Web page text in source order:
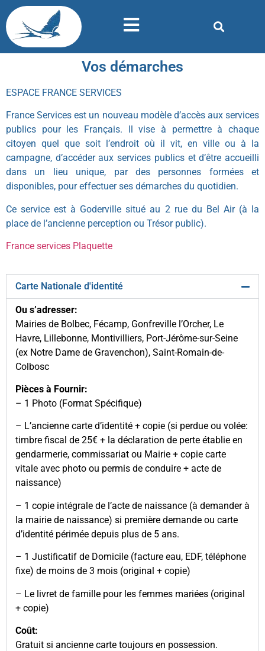
Vos démarches
ESPACE FRANCE SERVICES
France Services est un nouveau modèle d’accès aux services
publics pour les Français. Il vise à permettre à chaque
citoyen quel que soit l’endroit où il vit, en ville ou à la
campagne, d’accéder aux services publics et d’être accueilli
dans un lieu unique, par des personnes formées et
disponibles, pour effectuer ses démarches du quotidien.
Ce service est à Goderville situé au 2 rue du Bel Air (à la
place de l’ancienne perception ou Trésor public).
France services Plaquette
Carte Nationale d'identité
Ou s’adresser:
Mairies de Bolbec, Fécamp, Gonfreville l’Orcher, Le
Havre, Lillebonne, Montivilliers, Port-Jérôme-sur-Seine
(ex Notre Dame de Gravenchon), Saint-Romain-de-
Colbosc
Pièces à Fournir:
– 1 Photo (Format Spécifique)
– L’ancienne carte d’identité + copie (si perdue ou volée:
timbre fiscal de 25€ + la déclaration de perte établie en
gendarmerie, commissariat ou Mairie + copie carte
vitale avec photo ou permis de conduire + acte de
naissance)
– 1 copie intégrale de l’acte de naissance (à demander à
la mairie de naissance) si première demande ou carte
d’identité périmée depuis plus de 5 ans.
– 1 Justificatif de Domicile (facture eau, EDF, téléphone
fixe) de moins de 3 mois (original + copie)
– Le livret de famille pour les femmes mariées (original
+ copie)
Coût:
Gratuit si ancienne carte toujours en possession.